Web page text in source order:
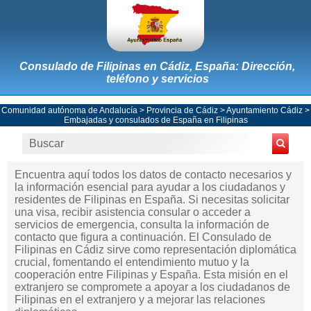
Consulado de Filipinas en Cádiz, España: Dirección,
teléfono y servicios
Comunidad autónoma de Andalucía > Provincia de Cádiz >Ayuntamiento Cádiz >
Embajadas y consulados de España en Filipinas
Encuentra aquí todos los datos de contacto necesarios y
la información esencial para ayudar a los ciudadanos y
residentes de Filipinas en España. Si necesitas solicitar
una visa, recibir asistencia consular o acceder a
servicios de emergencia, consulta la información de
contacto que figura a continuación. El Consulado de
Filipinas en Cádiz sirve como representación diplomática
crucial, fomentando el entendimiento mutuo y la
cooperación entre Filipinas y España. Esta misión en el
extranjero se compromete a apoyar a los ciudadanos de
Filipinas en el extranjero y a mejorar las relaciones